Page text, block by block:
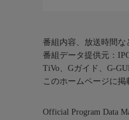
番組内容、放送時間な
番組データ提供元：
TiVo、Gガイド、G-
このホームページに
Official Program Data